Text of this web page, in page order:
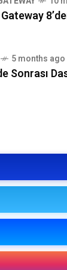
5 months ago
Sonrası